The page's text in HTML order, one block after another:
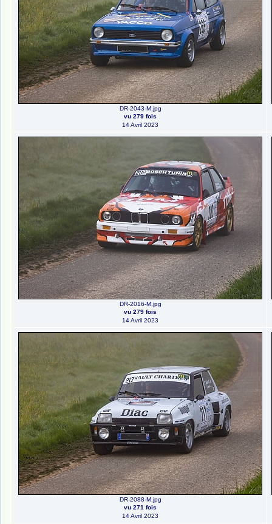
DR-2043-M.jpg
vu 279 fois
14 Avril 2023
DR-2016-M.jpg
vu 279 fois
14 Avril 2023
DR-2088-M.jpg
vu 271 fois
14 Avril 2023